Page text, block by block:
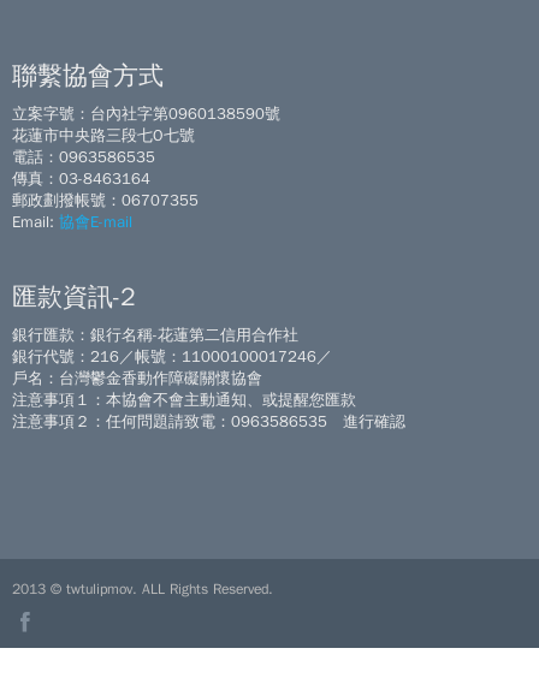
聯繫協會方式
立案字號：台內社字第0960138590號
花蓮市中央路三段七O七號
電話：0963586535
傳真：03-8463164
郵政劃撥帳號：06707355
Email: 協會E-mail
匯款資訊-2
銀行匯款：銀行名稱-花蓮第二信用合作社
銀行代號：216／帳號：11000100017246／
戶名：台灣鬱金香動作障礙關懷協會
注意事項１：本協會不會主動通知、或提醒您匯款
注意事項２：任何問題請致電：0963586535 進行確認
2013 © twtulipmov. ALL Rights Reserved.